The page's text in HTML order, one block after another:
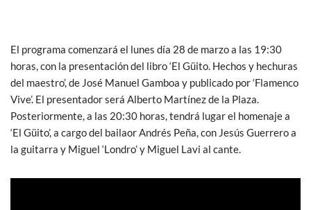
El programa comenzará el lunes día 28 de marzo a las 19:30
horas, con la presentación del libro ‘El Güito. Hechos y hechuras
del maestro’, de José Manuel Gamboa y publicado por ‘Flamenco
Vive’. El presentador será Alberto Martínez de la Plaza.
Posteriormente, a las 20:30 horas, tendrá lugar el homenaje a
‘El Güito’, a cargo del bailaor Andrés Peña, con Jesús Guerrero a
la guitarra y Miguel ‘Londro’ y Miguel Lavi al cante.